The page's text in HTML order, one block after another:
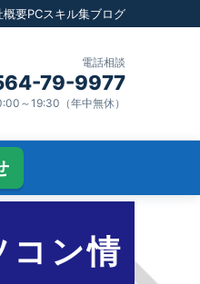
概要PCスキル集ブログ
電話相談
79-9977
～19:30（年中無休）
コン情